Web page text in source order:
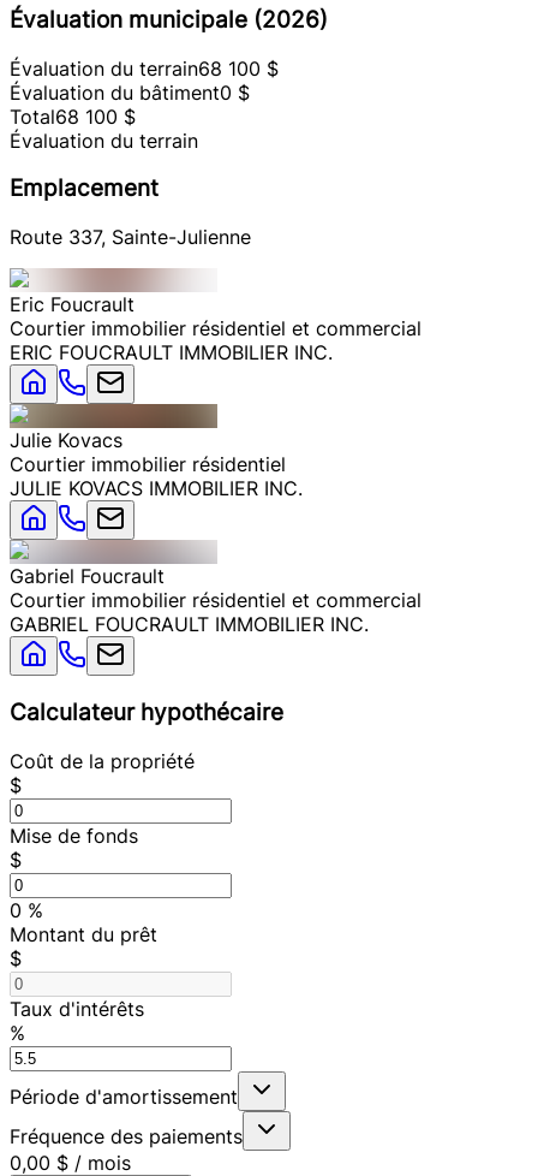
Évaluation municipale (2026)
Évaluation du terrain68 100 $
Évaluation du bâtiment0 $
Total68 100 $
Évaluation du terrain
Emplacement
Route 337, Sainte-Julienne
Eric Foucrault
Courtier immobilier résidentiel et commercial
ERIC FOUCRAULT IMMOBILIER INC.
Julie Kovacs
Courtier immobilier résidentiel
JULIE KOVACS IMMOBILIER INC.
Gabriel Foucrault
Courtier immobilier résidentiel et commercial
GABRIEL FOUCRAULT IMMOBILIER INC.
Calculateur hypothécaire
Coût de la propriété
$
Mise de fonds
$
0 %
Montant du prêt
$
Taux d'intérêts
%
Période d'amortissement
Fréquence des paiements
0,00 $ / mois